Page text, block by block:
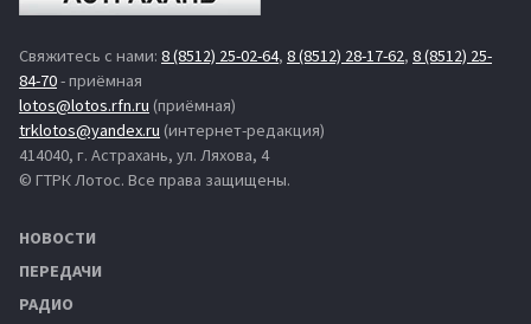
Свяжитесь с нами: 8 (8512) 25-02-64, 8 (8512) 28-17-62, 8 (8512) 25-
84-70- приёмная
lotos@lotos.rfn.ru (приёмная)
trklotos@yandex.ru (интернет-редакция)
414040, г. Астрахань, ул. Ляхова, 4
© ГТРК Лотос. Все права защищены.
НОВОСТИ
ПЕРЕДАЧИ
РАДИО